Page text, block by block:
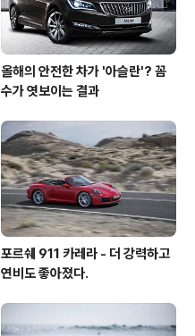
올해의 안전한 차가 '아슬란'? 꼼
수가 엿보이는 결과
포르쉐 911 카레라 - 더 강력하고
연비도 좋아졌다.